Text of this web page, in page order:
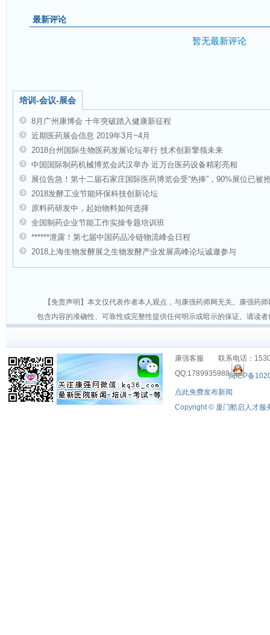
最新评论
暂无最新评论
培训-会议-展会
8月广州康博会 十年突破踏入健康新征程
近期医药展会信息 2019年3月~4月
2018台州国际生物医药发展论坛举行 技术创新擎领未来
中国国际制药机械博览会武汉举办 近万台医药设备精彩亮相
展位告急！第十二届石家庄国际医药博览会受“热捧”，90%展位已被
2018发酵工业节能环保科技创新论坛
原料药研发中，起始物料如何选择
全国制药企业节能工作实操专题培训班
******泄露！第七届中国药品冷链物流峰会日程
2018上海生物发酵展之生物发酵产业发展高峰论坛诚邀参与
【免责声明】本文仅代表作者本人观点，与康强药师网无关。康强药
包含内容的准确性、可靠性或完整性提供任何明示或暗示的保证。请读
康强客服 联系电话：
QQ:1789935988闽ICP备
点此免费发布新闻
Copyright © 厦门酷启人才服